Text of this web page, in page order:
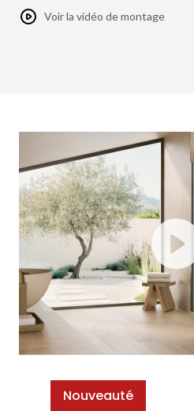
Voir la vidéo de montage
Nouveauté